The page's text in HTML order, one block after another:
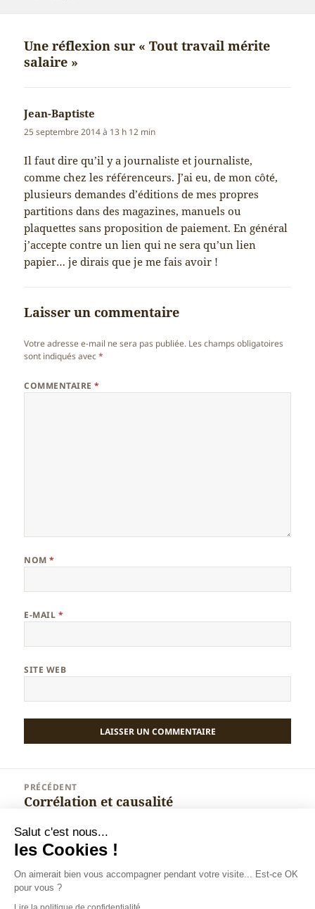
Une réflexion sur « Tout travail mérite
salaire »
Jean-Baptiste
25 septembre 2014 à 13 h 12 min
Il faut dire qu’il y a journaliste et journaliste,
comme chez les référenceurs. J’ai eu, de mon côté,
plusieurs demandes d’éditions de mes propres
partitions dans des magazines, manuels ou
plaquettes sans proposition de paiement. En général
j’accepte contre un lien qui ne sera qu’un lien
papier… je dirais que je me fais avoir !
Laisser un commentaire
Votre adresse e-mail ne sera pas publiée. Les champs obligatoires
sont indiqués avec*
COMMENTAIRE*
NOM*
E-MAIL *
SITE WEB
l’article
PRÉCÉDENT
Article
Corrélation et causalité
SUIVANT
Article
suivant :
Estimer le nombre de visiteurs sur une
page web
Salut c'est nous...
les Cookies !
On aimerait bien vous accompagner pendant votre visite... Est-ce OK
pour vous ?